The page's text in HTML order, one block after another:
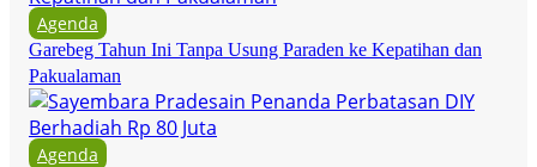
Agenda
Garebeg Tahun Ini Tanpa Usung Paraden ke Kepatihan dan
Pakualaman
Agenda